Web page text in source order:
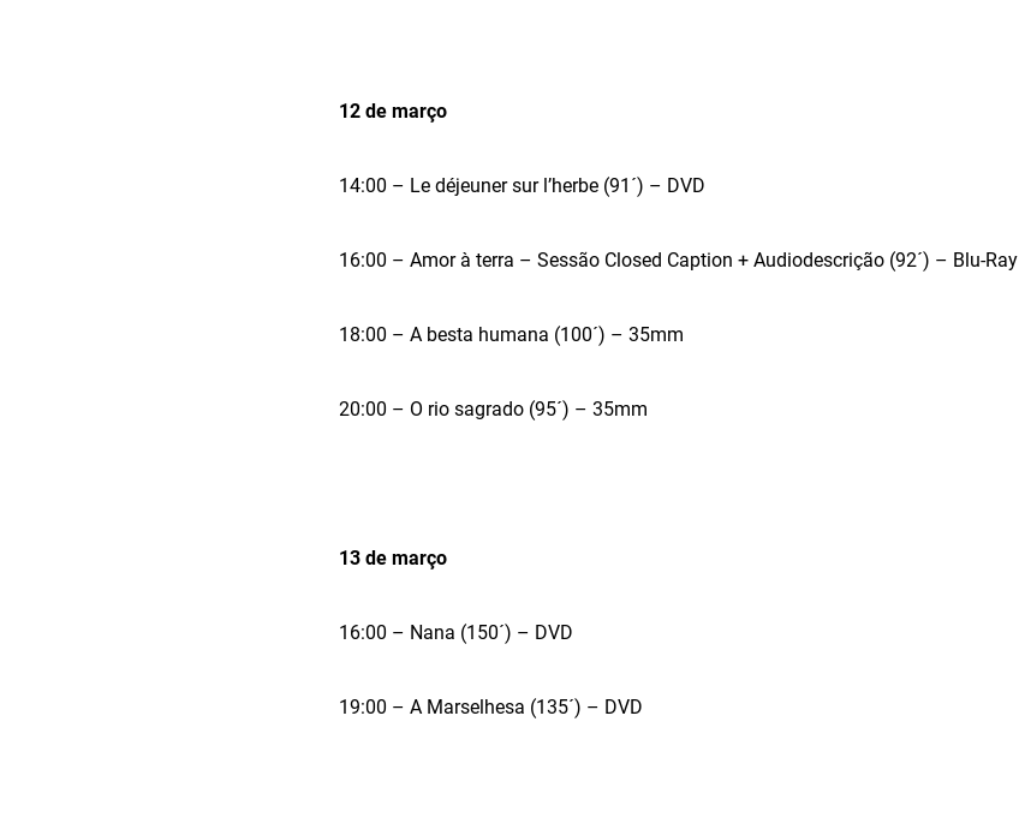
12 de março
14:00 – Le déjeuner sur l’herbe (91´) – DVD
16:00 – Amor à terra – Sessão Closed Caption + Audiodescrição (92´) – Blu-Ray
18:00 – A besta humana (100´) – 35mm
20:00 – O rio sagrado (95´) – 35mm
13 de março
16:00 – Nana (150´) – DVD
19:00 – A Marselhesa (135´) – DVD